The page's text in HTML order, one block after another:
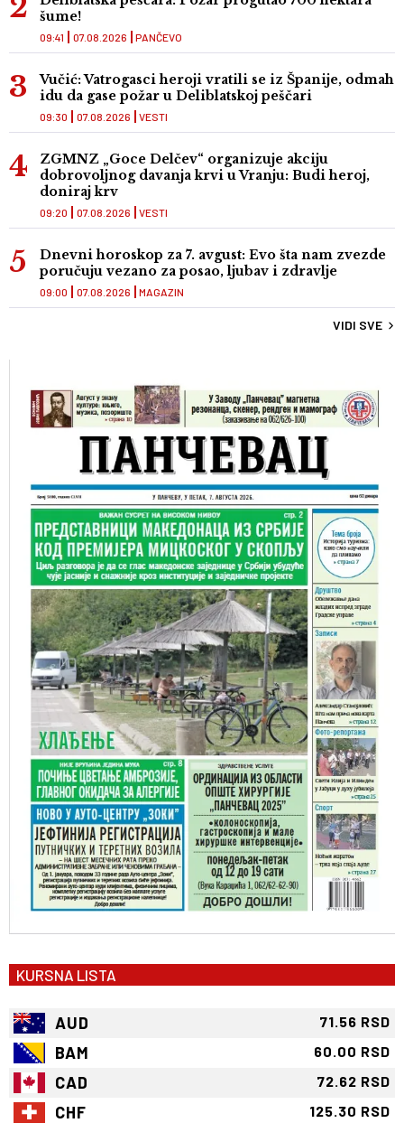
šume!
PANČEVO
09:41 07.08.2026
Vučić: Vatrogasci heroji vratili se iz Španije, odmah
idu da gase požar u Deliblatskoj peščari
VESTI
09:30 07.08.2026
ZGMNZ „Goce Delčev“ organizuje akciju
dobrovoljnog davanja krvi u Vranju: Budi heroj,
doniraj krv
VESTI
09:20 07.08.2026
Dnevni horoskop za 7. avgust: Evo šta nam zvezde
poručuju vezano za posao, ljubav i zdravlje
MAGAZIN
09:00 07.08.2026
VIDI SVE
KURSNA LISTA
AUD 71.56 RSD
BAM 60.00 RSD
CAD 72.62 RSD
CHF 125.30 RSD